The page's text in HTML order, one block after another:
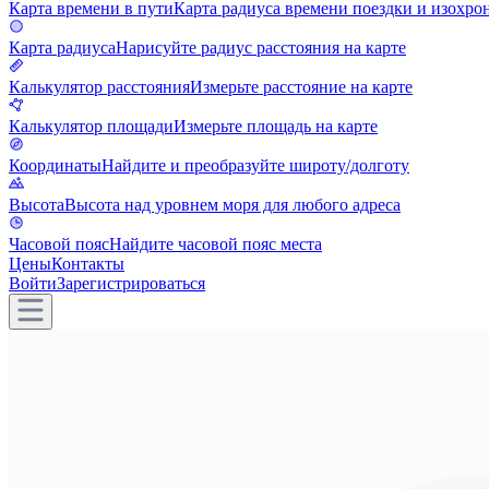
Карта времени в путиКарта радиуса времени поездки и
Карта радиусаНарисуйте радиус расстояния на карте
Калькулятор расстоянияИзмерьте расстояние на карте
Калькулятор площадиИзмерьте площадь на карте
КоординатыНайдите и преобразуйте широту/долготу
ВысотаВысота над уровнем моря для любого адреса
Часовой поясНайдите часовой пояс места
ЦеныКонтакты
ВойтиЗарегистрироваться